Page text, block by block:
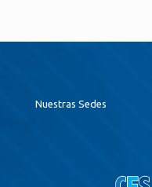
Nuestras Sedes